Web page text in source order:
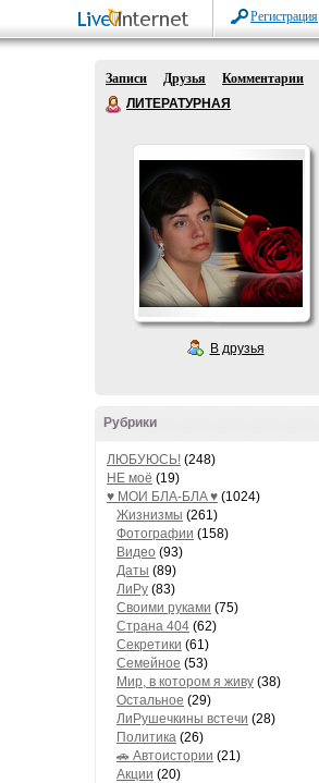
Регистрация
Записи Друзья
Комментарии
ЛИТЕРАТУРНАЯ
В друзья
Рубрики
ЛЮБУЮСЬ! (248)
НЕ моё (19)
♥ МОИ БЛA-БЛA ♥ (1024)
Жизнизмы (261)
Фотографии (158)
Видео (93)
Даты (89)
ЛиРу (83)
Своими руками (75)
Страна 404 (62)
Секретики (61)
Семейное (53)
Мир, в котором я живу (38)
Остальное (29)
ЛиРушечкины встечи (28)
Политика (26)
🚗 Автоистории (21)
Акции (20)